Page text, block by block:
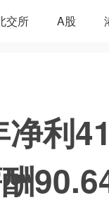
交所 A股
利